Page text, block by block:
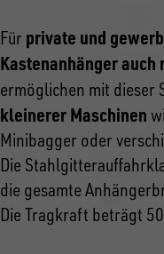
Für private und
Kastenanhänger
ermöglichen mit dieser
kleinerer Maschinen
Minibagger oder
Die
die gesamte
Die Tragkraft beträgt